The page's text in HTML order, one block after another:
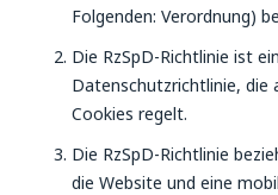
Folgenden: Verordnung)
Die RzSpD-Richtlinie ist
Datenschutzrichtlinie, die
Cookies regelt.
Die RzSpD-Richtlinie
die Website und eine